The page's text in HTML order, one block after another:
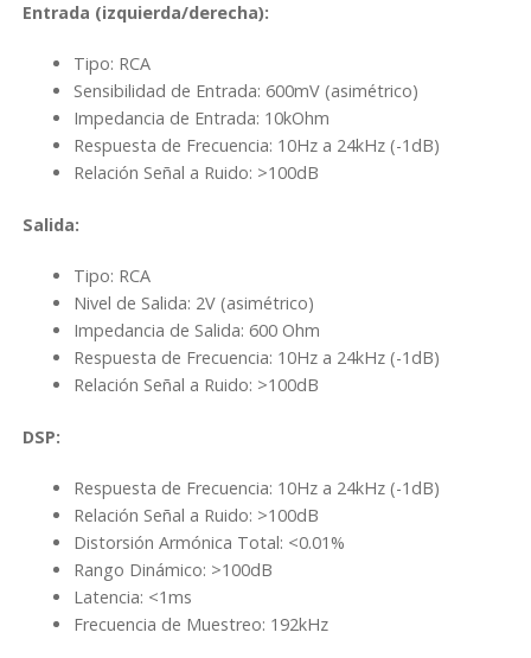
Entrada (izquierda/derecha):
Tipo: RCA
Sensibilidad de Entrada: 600mV (asimétrico)
Impedancia de Entrada: 10kOhm
Respuesta de Frecuencia: 10Hz a 24kHz (-1dB)
Relación Señal a Ruido: >100dB
Salida:
Tipo: RCA
Nivel de Salida: 2V (asimétrico)
Impedancia de Salida: 600 Ohm
Respuesta de Frecuencia: 10Hz a 24kHz (-1dB)
Relación Señal a Ruido: >100dB
DSP:
Respuesta de Frecuencia: 10Hz a 24kHz (-1dB)
Relación Señal a Ruido: >100dB
Distorsión Armónica Total: <0.01%
Rango Dinámico: >100dB
Latencia: <1ms
Frecuencia de Muestreo: 192kHz